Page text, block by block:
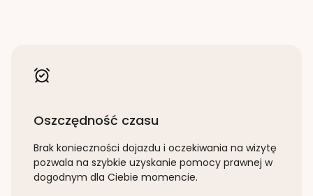
Oszczędność czasu
Brak konieczności dojazdu i oczekiwania na wizytę
pozwala na szybkie uzyskanie pomocy prawnej w
dogodnym dla Ciebie momencie.